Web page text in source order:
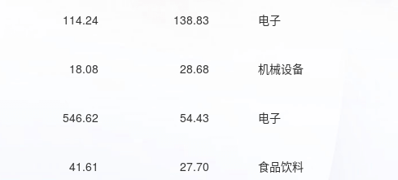
114.24 138.83 电子
18.08 28.68 机械设备
546.62 54.43 电子
41.61 27.70 食品饮料